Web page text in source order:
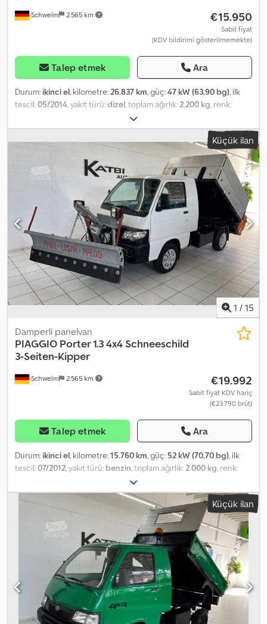
Schwelm 2.565 km €15.950
Sabit fiyat
(KDV bildirimi gösterilmemekte)
Talep etmek Ara
Durum: ikinci el, kilometre:26.837 km, güç:47 kW (63,90 bg), ilk
tescil:05/2014, yakıt türü:dizel, toplam ağırlık:2.200 kg, renk:
, emisyon sınıfı:
toplam uzunluk:3.830 mm, toplam genişlik:1.560 mm, toplam
yükseklik:1.730 mm, Donanım:ABS, Araç Numarası: 63 * Sigara
içilmemiş araç * İlk sahibi ---- * Hidrolik direksiyon Chedpfx Aiezq
Eqaj Iea * ABS * Muayenesi yeni yapıldı * Bakımı yeni yapıldı * HSN
(2.1) 4013 * TSN (2.2) AHZ ---- Test sürüşü ve dilediğiniz bir atölyede
inceleme imkanı mevcuttur. ----96 aya kadar, peşinat ödemeden
uygun koşullarda finansman imkanı sunulmaktadır!!! ---- Mevcut
aracınızı peşinat olarak kabul etmekten memnuniyet duyarız! ----
Hatalar, yazım yanlışları ve önceden satış ihtimali saklıdır... ---- 30 yılı
aşkın deneyime sahip otomobil satış mağazasından kaliteli ikinci el
araçlar!!! ----Çalışma Saatleri: Pazartesi-Cuma 10:00 - 18:00 ve
Cumartesi 10:00 - 14:00
Küçük ilan
1 / 15
Schwelm 2.565 km
Damperli panelvan
PIAGGIO Porter 1.3 4x4 Schneeschild
3-Seiten-Kipper
€19.992
Sabit fiyat KDV hariç
(€23.790 brüt)
Talep etmek Ara
Durum: ikinci el, kilometre:15.760 km, güç: 52 kW (70,70 bg), ilk
tescil:07/2012, yakıt türü: benzin, toplam ağırlık:2.000 kg, renk:
, emisyon sınıfı:
toplam uzunluk:3.880 mm, toplam genişlik:1.520 mm, toplam
yükseklik:
ABS, her tahrikli, Araç numarası: 111
* Sigara içilmemiş araç * İlk sahibi * Kar küreme aparatı * Tuz
serpme aparatı Csdpfxszq Erdo Ai Ieha ---- * Tuz serpme aparatı *
Kar küreme aparatı * Dört çeker 4x4 * Üç taraflı damperli kasa *
Hidrolik direksiyon * ABS * Muayenesi yeni * Periyodik bakımı yeni
---- İsteğe bağlı olarak, seçtiğiniz bir atölyede test sürüşü ve
gösterim imkanı mevcuttur. ----96 aya kadar, peşinatsız ve cazip
koşullarda finansman imkanı sunulmaktadır!!!! ---- Mevcut aracınızı
peşinat olarak kabul etmekten memnuniyet duyarız! ---- Hatalar,
yazım hataları ve önceden satış ihtimali saklıdır... ---- 30 yılı aşkın
Küçük ilan